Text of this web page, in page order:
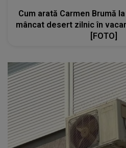
Cum arată Carmen Brumă
mâncat desert zilnic în
[FOTO]